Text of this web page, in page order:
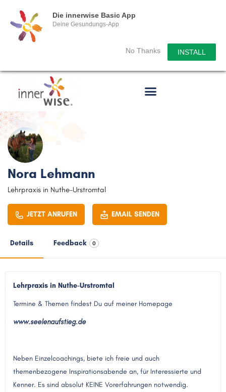
Die innerwise Basic App
Deine Gesundungs-App
No Thanks INSTALL
Nora Lehmann
Lehrpraxis in Nuthe-Urstromtal
JETZT ANRUFEN EMAIL SENDEN
Details Feedback 0
Lehrpraxis in Nuthe-Urstromtal
Termine & Themen findest Du auf meiner Homepage
www.seelenaufstieg.de
Neben Einzelcoachings, biete ich freie und auch
themenbezogene Inspirationsabende an, für Interessierte und
Kenner. Es sind absolut KEINE Vorerfahrungen notwendig.